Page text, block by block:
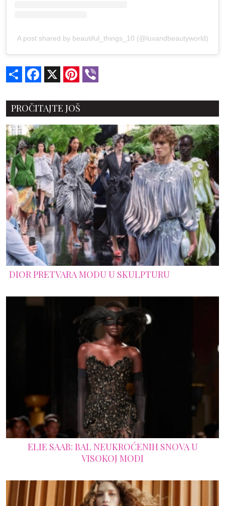
A post shared by beautiful_things_10 (@luxandbeautyworld)
Share Facebook Pinterest
PROČITAJTE JOŠ
DIOR PRETVARA MODU U SKULPTURU
ELIE SAAB: BAL NEUKROĆENIH SNOVA U
VISOKOJ MODI